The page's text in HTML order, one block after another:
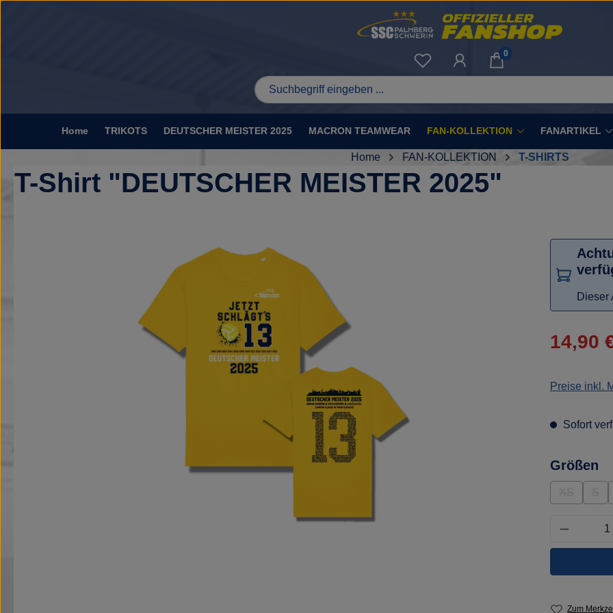
Du hast 0 Produkte auf dem
0
Home TRIKOTS DEUTSCHER MEISTER 2025 MACRON TEAMWEAR FAN-KOLLEKTION FANARTIKEL
Home FAN-KOLLEKTION T-SHIRTS
T-Shirt "DEUTSCHER MEISTER 2025"
Dieser
14,90
Preise inkl.
Sofort
Größen
(Diese
Zum